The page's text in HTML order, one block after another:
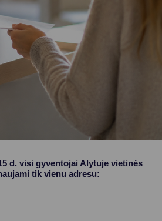
d. visi gyventojai Alytuje vietinės
tik vienu adresu: